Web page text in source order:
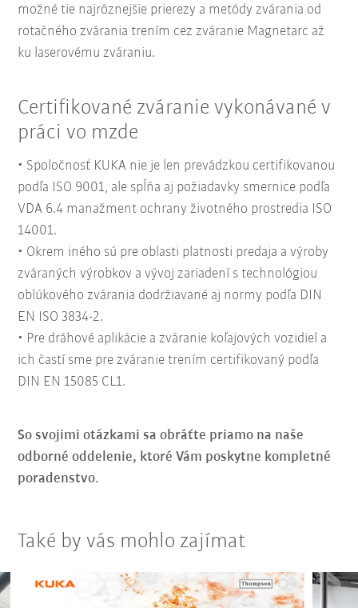
možné tie najrôznejšie prierezy a metódy zvárania od
rotačného zvárania trením cez zváranie Magnetarc až
ku laserovému zváraniu.
Certifikované zváranie vykonávané v
práci vo mzde
• Spoločnosť KUKA nie je len prevádzkou certifikovanou
podľa ISO 9001, ale spĺňa aj požiadavky smernice podľa
VDA 6.4 manažment ochrany životného prostredia ISO
14001.
• Okrem iného sú pre oblasti platnosti predaja a výroby
zváraných výrobkov a vývoj zariadení s technológiou
oblúkového zvárania dodržiavané aj normy podľa DIN
EN ISO 3834-2.
• Pre dráhové aplikácie a zváranie koľajových vozidiel a
ich častí sme pre zváranie trením certifikovaný podľa
DIN EN 15085 CL1.
So svojimi otázkami sa obráťte priamo na naše
odborné oddelenie, ktoré Vám poskytne kompletné
poradenstvo.
Také by vás mohlo zajímat